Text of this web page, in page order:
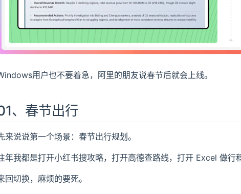
用户也不要着急，阿里的朋友说春节后就会上线。
、春节出行
来说说第一个场景：春节出行规划。
年我都是打开小红书搜攻略，打开高德查路线，打开 Excel 做行
回切换，麻烦的要死。